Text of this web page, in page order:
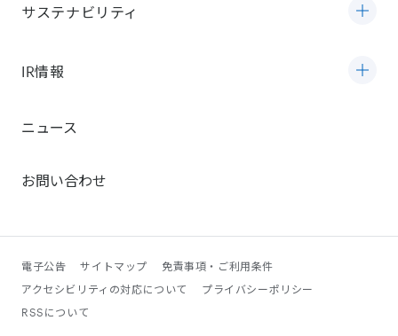
サステナビリティ
IR情報
ニュース
お問い合わせ
電子公告 サイトマップ
免責事項・ご利用条件
アクセシビリティの対応について
プライバシーポリシー
RSSについて